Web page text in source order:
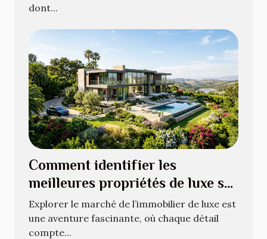
dont...
Comment identifier les
meilleures propriétés de luxe sur
le marché?
Explorer le marché de l’immobilier de luxe est
une aventure fascinante, où chaque détail
compte...